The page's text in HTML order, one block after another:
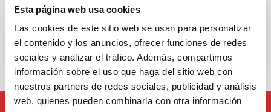
Esta página web usa cookies
Las cookies de este sitio web se usan para personalizar
el contenido y los anuncios, ofrecer funciones de redes
sociales y analizar el tráfico. Además, compartimos
información sobre el uso que haga del sitio web con
nuestros partners de redes sociales, publicidad y análisis
web, quienes pueden combinarla con otra información
Responsabilidad Social Corporativa
Proyectos